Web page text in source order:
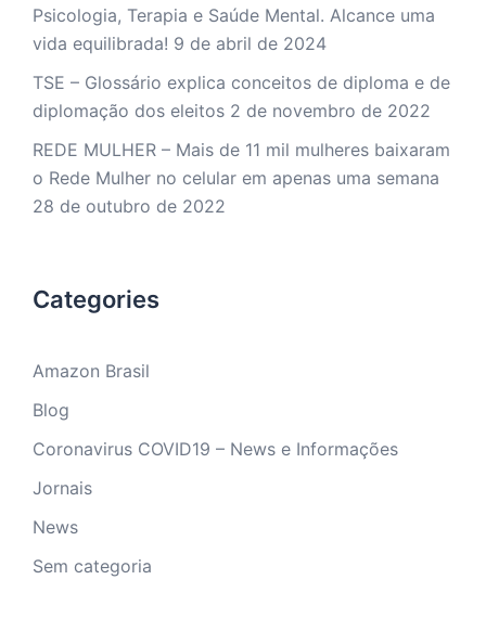
Psicologia, Terapia e Saúde Mental. Alcance uma
vida equilibrada! 9 de abril de 2024
TSE – Glossário explica conceitos de diploma e de
diplomação dos eleitos 2 de novembro de 2022
REDE MULHER – Mais de 11 mil mulheres baixaram
o Rede Mulher no celular em apenas uma semana
28 de outubro de 2022
Categories
Amazon Brasil
Blog
Coronavirus COVID19 – News e Informações
Jornais
News
Sem categoria